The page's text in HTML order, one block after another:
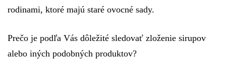
rodinami, ktoré majú staré ovocné sady.
Prečo je podľa Vás dôležité sledovať zloženie sirupov
alebo iných podobných produktov?